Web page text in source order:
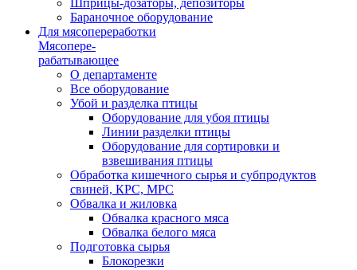
Шприцы-дозаторы, депозиторы
Бараночное оборудование
Для мясопереработки
Мясопере-
рабатывающее
О департаменте
Все оборудование
Убой и разделка птицы
Оборудование для убоя птицы
Линии разделки птицы
Оборудование для сортировки и
взвешивания птицы
Обработка кишечного сырья и субпродуктов
свиней, КРС, МРС
Обвалка и жиловка
Обвалка красного мяса
Обвалка белого мяса
Подготовка сырья
Блокорезки